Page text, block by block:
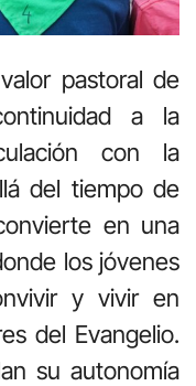
pastoral de
a la
con la
del tiempo de
en una
los jóvenes
y vivir en
del Evangelio.
su autonomía